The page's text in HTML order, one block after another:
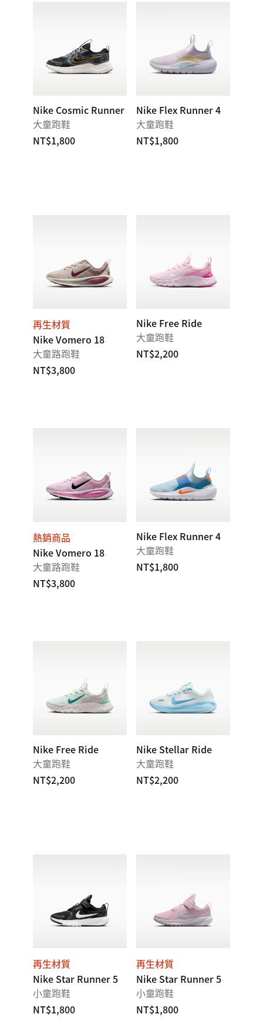
Nike Cosmic Runner
大童跑鞋
NT$1,800
Nike Flex Runner 4
大童跑鞋
NT$1,800
再生材質
Nike Vomero 18
大童路跑鞋
NT$3,800
Nike Free Ride
大童跑鞋
NT$2,200
熱銷商品
Nike Vomero 18
大童路跑鞋
NT$3,800
Nike Flex Runner 4
大童跑鞋
NT$1,800
Nike Free Ride
大童跑鞋
NT$2,200
Nike Stellar Ride
大童跑鞋
NT$2,200
再生材質
Nike Star Runner 5
小童跑鞋
NT$1,800
再生材質
Nike Star Runner 5
小童跑鞋
NT$1,800